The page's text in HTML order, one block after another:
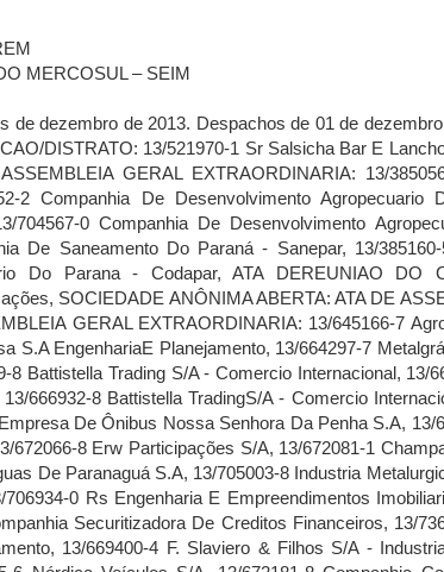
MERCOSUL – SEIM
1 Companhia Providência Indústria E Comércio, 13/671766-7Laboratorio Prado S/A, 13/672218-0 Paraná Banco S/A, 13/672219-9 Paraná Página:2Banco S/A, 13/672827-8 Terminais Portuários Da Ponta Do Félix S/A, 13/672828-6 Terminais Portuários Da Ponta Do Félix S/A, 13/688434-2 Lavoura Industria Comercio Oeste S.A., 13/701759-6 Adatel Tv E Comunicacoes SaoJose S.A, 13/705105-0 Rodonorte - Concessionaria De Rodovias IntegradasS.A, 13/705219-7 Battistella Administracao E Participacoes S/A., 13/725417-2 Companhia Paranaense De Energia - Copel, 13/726493-3 Positivo Informatica S/A, 13/726536-0 Paraná Banco S/A, 13/732421-9 Battistella Administracao E Participacoes S/A., 13/735720-6 Positivo Informatica S/A, ATADE REUNIAO DO CONSELHO FISCAL: 13/730951-1 Companhia Força E Luz Do Oeste, CARTA DE RENUNCIA: 13/684567-3 Metalurgica Gans Industria E ComercioS/A, ARQUIVAMENTO DE PUBLICACOES DE ATOS DE SOCIEDADE: 13/715399-6 Jomacridi - Empreendimentos S/A., 13/725446-6 Bematech S.A., 13/725447-4 Bematech S.A., 13/732207-0 Bematech S.A., PROCURACAO: 13/736201-3 Empresa DeÔnibus Nossa Senhora Da Penha S.A, SOCIEDADE ANÔNIMA FECHADA: EXTINCAO/DISTRATO: 13/666603-5 Vanfix Industrial S.A., CERTIDAO DE ESCRITURA DE CONSTITUICÃO: 13/385082-0 Ralt - Companhia Administradora De Bens S.A., ATA DE ASSEMBLEIA GERAL DE CONSTITUICAO: 13/384999-6 Rugecs AdministradoraDe Bens Próprios S/A, 13/671964-3 Ds Morais Participações S.A., 13/673065-5 Ageng Holding S/A, 13/673066-3 Beteng Holding S/A, 13/673067-1 Dhuwur Holding S/A, 13/673068-0 Juara Holding S/A, 13/673072-8 Pemanahan Holding S/A, 13/673073-6 Luwih Holding S/A, 13/673074-4 Wiwitan Holding S/A, 13/693223-1 Finance Bbi Securitizadora S.A., 13/704779-7 Msn Empreendimentos Imobilíarios S/A, 13/726485-2 Ribeiro, Roda & Lemos Energia S.A, 13/731621-6 Marel Participações S/A, 13/731987-8 Ebat Holding S/A, 13/731988-6 Jaunty Holding S/A, 13/731992-4 Segara Holding S/A, 13/731993-2 Semesta Holding S/A, 13/731995-9 Sukses Holding S/A, 13/732287-9 Tanah Holding S/A, 13/732288-7 Pinnacle Holding S/A, 13/735379-0 Vsr Serviços DeTecnologia Da Informação S/A, ATA DE ASSEMBLEIA GERAL ORDINARIA: 13/385079-0 Forcecar Auto Pecas S/A, 13/568729-2 Evolução Participações SociaisS/A, 13/608044-8 Hamm Garten Empreendimentos Imobiliários S.A., 13/669464-0 Victor Fish'N' Chips Comércio De Alimentos S.A., 13/696719-1 Companhia Sulamericana De Distribuição, 13/702608-0 Algodoeira Açucar E AlcoolParticipações S.A., 13/702609-9 Assaimenka Açúcar E Álcool ParticpaçõesS.A., 13/704902-1 Mandala Administradora De Bens S/A, 13/704903-0 Mandala Administradora De Bens S/A, 13/705672-9 Mandala Administradora De Bens S/A, 13/715291-4 Osb - Agricultura E Participacoes Sociais S/A, 13/725432-6 Total Biotecnologia Indústria E Comércio S/A, 13/731794-8 Retrom Administraçao E Participaçao S/A, 13/736084-3 Unidade De Ensino Superior Vale Do Iguaçu S A, ATA DE ASSEMBLEIA GERAL EXTRAORDINARIA: 13/149479-1 Rrg Empreendimentos S/A, 13/359953-1 Porto Bravo Securitizadora S.A, 13/